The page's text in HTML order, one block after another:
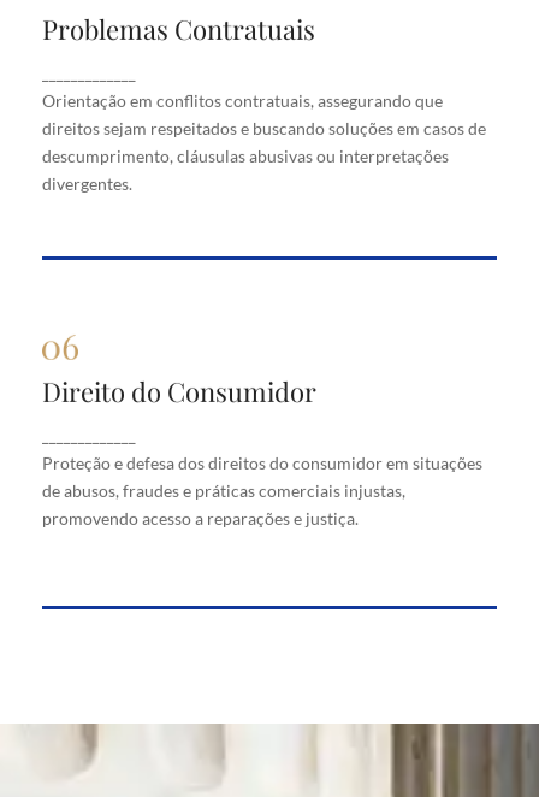
Problemas Contratuais
Orientação em conflitos contratuais, assegurando que
direitos sejam respeitados e buscando soluções em casos de
descumprimento, cláusulas abusivas ou interpretações
divergentes.
Problemas Contratuais
que direitos sejam respeitados e buscando soluções
em casos de descumprimento, cláusulas abusivas
ou interpretações divergentes.
Direito do Consumidor
Proteção e defesa dos direitos do consumidor em situações
de abusos, fraudes e práticas comerciais injustas,
promovendo acesso a reparações e justiça.
Direito do Consumidor
situações de abusos, fraudes e práticas comerciais
injustas, promovendo acesso a reparações e justiça.